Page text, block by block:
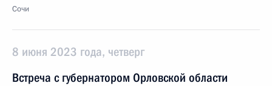
Сочи
8 июня 2023 года, четверг
Встреча с губернатором Орловской области